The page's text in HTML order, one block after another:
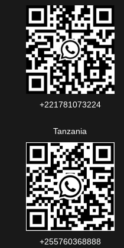
+221781073224‬‬
Tanzania
+255760368888